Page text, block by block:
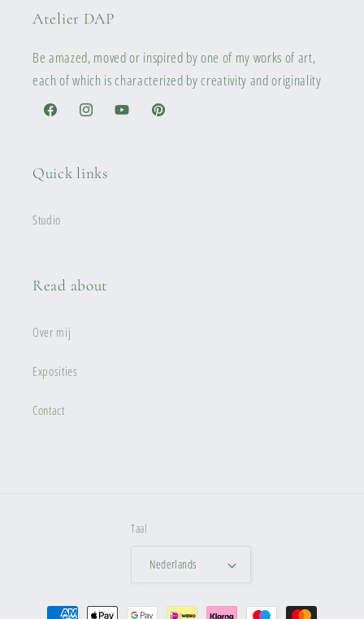
Atelier DAP
Be amazed, moved or inspired by one of my works of art,
each of which is characterized by creativity and originality
FacebookInstagramYouTube Pinterest
Quick links
Studio
Read about
Over mij
Exposities
Contact
Taal
Nederlands
Betaalmethoden